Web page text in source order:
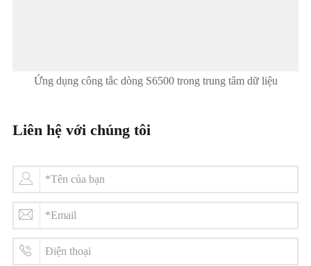
Ứng dụng công tắc dòng S6500 trong trung tâm dữ liệu
Liên hệ với chúng tôi